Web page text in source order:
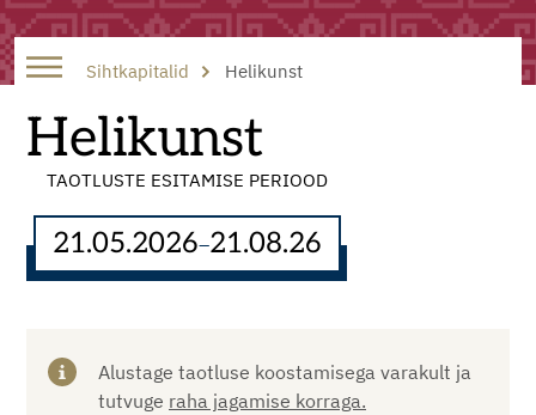
Sihtkapitalid Helikunst
Helikunst
TAOTLUSTE ESITAMISE PERIOOD
21.05.2026–21.08.26
Alustage taotluse koostamisega varakult ja
tutvuge raha jagamise korraga.